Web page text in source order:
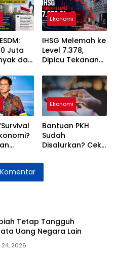
Juta
dari
hingga
Ekonomi
IHSG Melemah ke
Level 7.378,
Dipicu Tekanan
Harga Minyak
Ekonomi
Bantuan PKH
Sudah
Disalurkan? Cek
HP Anda!
Tetap Tangguh
Uang Negara Lain
24, 2026